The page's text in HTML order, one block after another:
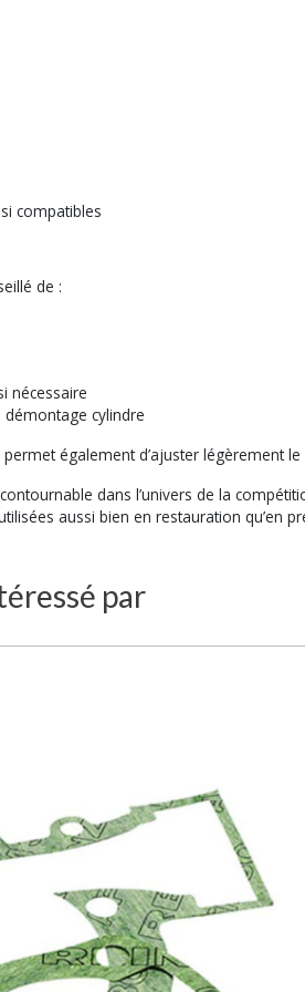
compatibles
de :
nécessaire
démontage cylindre
également d’ajuster légèrement
dans l’univers de la
aussi bien en restauration qu’en
par